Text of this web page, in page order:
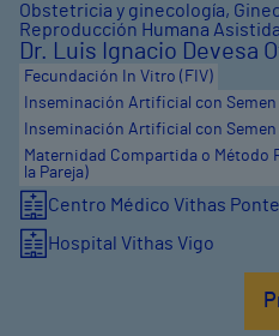
Obstetricia y ginecología,
Reproducción Humana Asistida
Dr. Luis Ignacio Devesa
Fecundación In Vitro (FIV)
Inseminación Artificial con Semen
Inseminación Artificial con
Maternidad Compartida o Método
la Pareja)
Centro Médico Vithas
Hospital Vithas Vigo